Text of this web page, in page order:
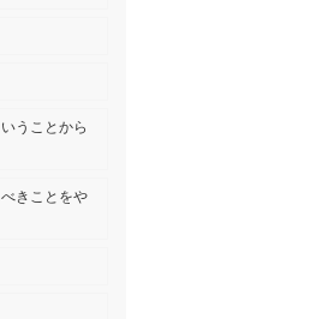
うことから
きことをや